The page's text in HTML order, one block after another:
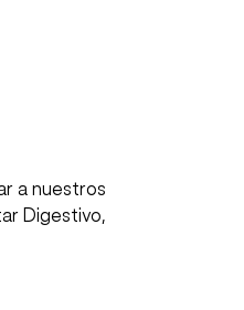
a nuestros
Digestivo,